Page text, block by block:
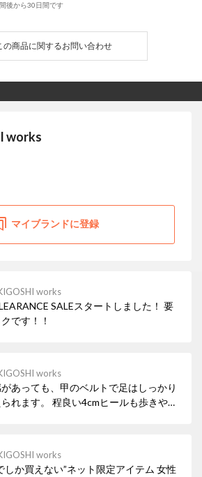
後から30日間です
の商品に関するお問い合わせ
works
マイブランドに登録
works
SALEスタートしました！ 要
です！！
works
あっても、甲のベルトで足はしっかり
れます。 程良い4cmヒールも歩きやす
works
か買えない”ネット限定アイテム 女性